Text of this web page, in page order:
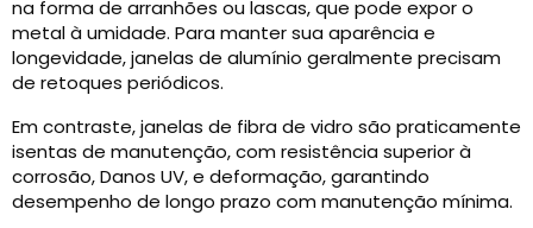
na forma de arranhões ou lascas, que pode expor o
metal à umidade. Para manter sua aparência e
longevidade, janelas de alumínio geralmente precisam
de retoques periódicos.
Em contraste, janelas de fibra de vidro são praticamente
isentas de manutenção, com resistência superior à
corrosão, Danos UV, e deformação, garantindo
desempenho de longo prazo com manutenção mínima.